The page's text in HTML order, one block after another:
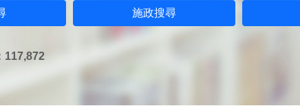
施政搜尋
117,872